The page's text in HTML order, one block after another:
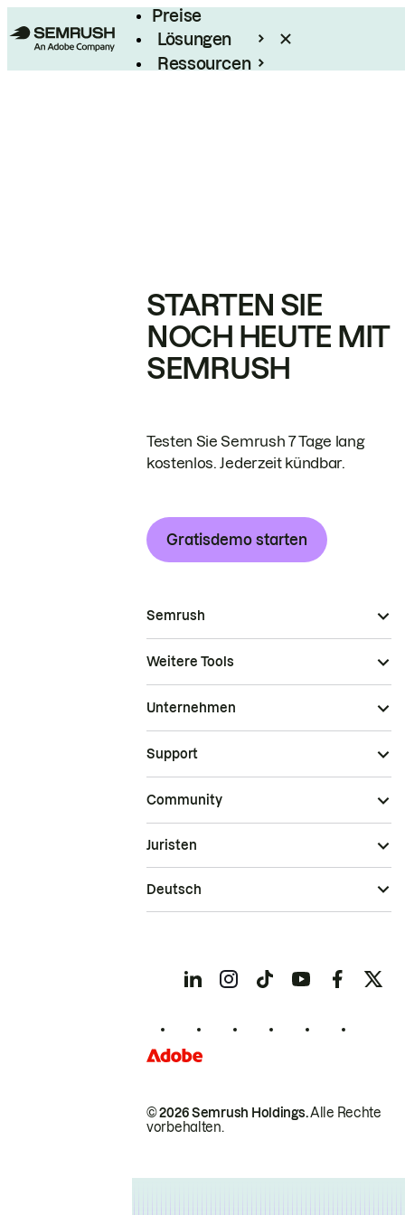
Preise
Lösungen
Ressourcen
STARTEN SIE
NOCH HEUTE MIT
SEMRUSH
Testen Sie Semrush 7 Tage lang
kostenlos. Jederzeit kündbar.
Gratisdemo starten
Semrush
Weitere Tools
Unternehmen
Support
Community
© 2026 Semrush Holdings.Alle Rechte
vorbehalten.
Juristen
Deutsch